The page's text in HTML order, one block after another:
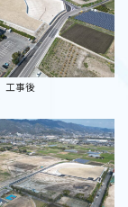
工事後